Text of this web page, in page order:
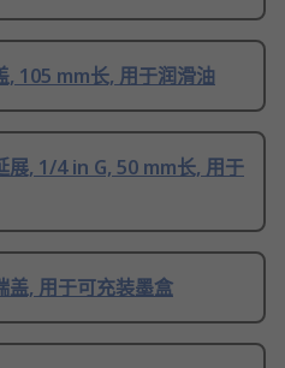
, 105 mm长, 用于润滑油
展, 1/4 in G, 50 mm长, 用于
盖, 用于可充装墨盒